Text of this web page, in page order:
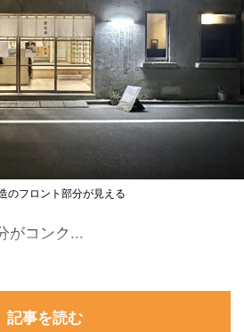
のフロント部分が見える
がコンク...
記事を読む